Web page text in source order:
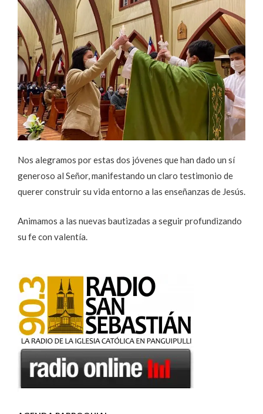
Nos alegramos por estas dos jóvenes que han dado un sí
generoso al Señor, manifestando un claro testimonio de
querer construir su vida entorno a las enseñanzas de Jesús.
Animamos a las nuevas bautizadas a seguir profundizando
su fe con valentía.